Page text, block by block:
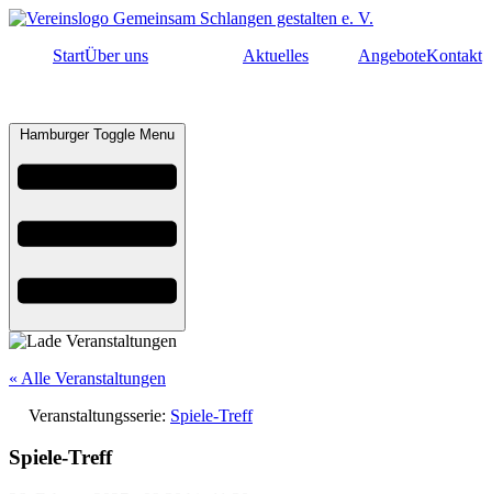
StartÜber uns Aktuelles AngeboteKontakt
Hamburger Toggle Menu
« Alle Veranstaltungen
Veranstaltungsserie: Spiele-Treff
Spiele-Treff